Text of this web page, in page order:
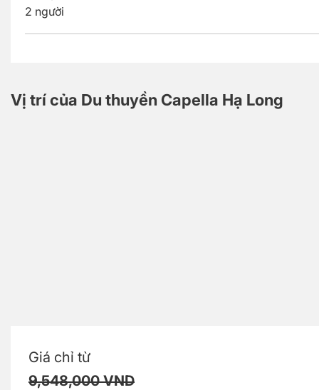
2 người
Vị trí của Du thuyền Capella Hạ Long
Giá chỉ từ
9,548,000 VND